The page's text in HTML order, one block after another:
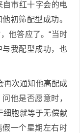
自市红十字会的电
初筛配型成功。
他答应了。“当时
我配型成功，也
再次通知他高配成
他是否愿意时，
细胞就等于无偿献
一个星期左右时